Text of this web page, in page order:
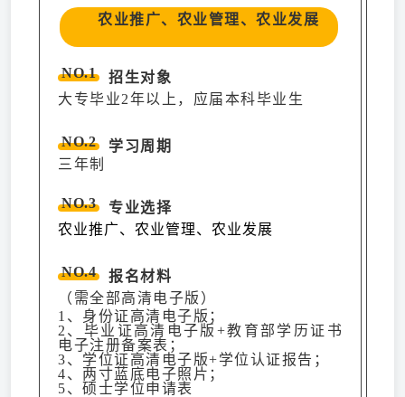
农业推广、农业管理、农业发展
NO.1
招生对象
大专毕业2年以上，应届本科毕业生
NO.2
学习周期
三年制
NO.3
专业选择
农业推广、农业管理、农业发展
NO.4
报名材料
（需全部高清电子版）
1、身份证高清电子版；
2、毕业证高清电子版+教育部学历证书
电子注册备案表；
3、学位证高清电子版+学位认证报告；
4、两寸蓝底电子照片；
5、硕士学位申请表